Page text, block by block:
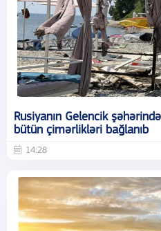
Rusiyanın Gelencik
bütün çimərlikləri bağlanıb
14:28